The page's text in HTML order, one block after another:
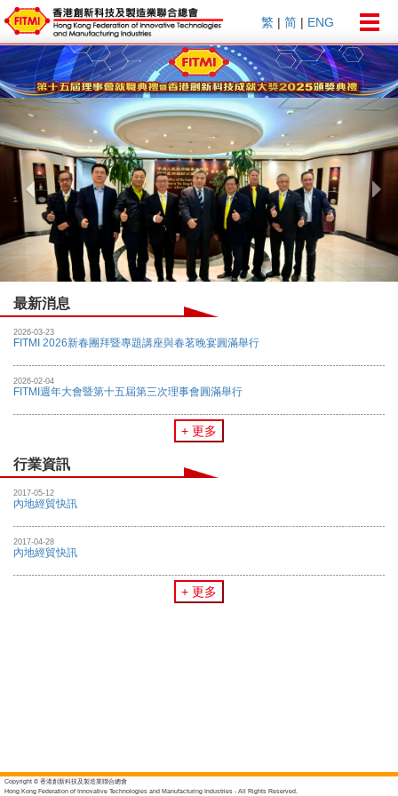
繁 | 简 | ENG
Previous
最新消息
2026-03-23
FITMI 2026新春團拜暨專題講座與春茗晚宴圓滿舉行
2026-02-04
FITMI週年大會暨第十五屆第三次理事會圓滿舉行
+ 更多
行業資訊
2017-05-12
內地經貿快訊
2017-04-28
內地經貿快訊
+ 更多
Copyright © 香港創新科技及製造業聯合總會
Hong Kong Federation of Innovative Technologies and Manufacturing Industries - All Rights Reserved.